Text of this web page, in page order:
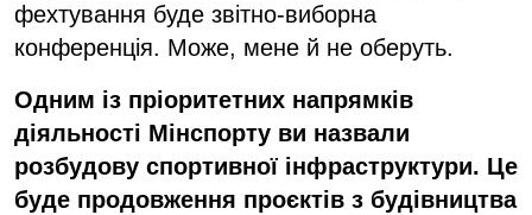
фехтування буде звітно-виборна
конференція. Може, мене й не оберуть.
Одним із пріоритетних напрямків
діяльності Мінспорту ви назвали
розбудову спортивної інфраструктури. Це
буде продовження проєктів з будівництва